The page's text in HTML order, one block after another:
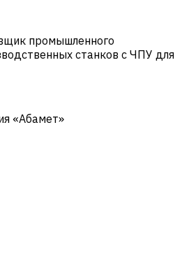
промышленного
станков с ЧПУ для
«Абамет»